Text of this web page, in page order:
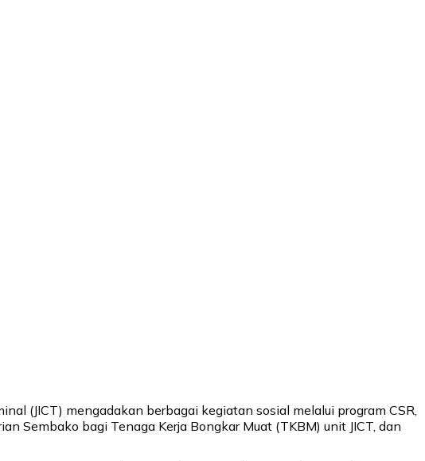
(JICT) mengadakan berbagai kegiatan sosial melalui program CSR,
Sembako bagi Tenaga Kerja Bongkar Muat (TKBM) unit JICT, dan